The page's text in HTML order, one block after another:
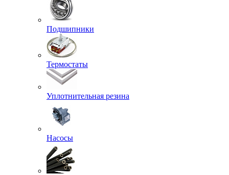
Подшипники
Термостаты
Уплотнительная резина
Насосы